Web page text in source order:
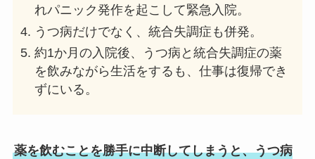
れパニック発作を起こして緊急入院。
うつ病だけでなく、統合失調症も併発。
約1か月の入院後、うつ病と統合失調症の薬
を飲みながら生活をするも、仕事は復帰でき
ずにいる。
薬を飲むことを勝手に中断してしまうと、うつ病